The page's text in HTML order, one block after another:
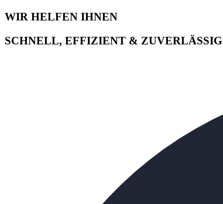
WIR HELFEN IHNEN
SCHNELL, EFFIZIENT & ZUVERLÄSSIG